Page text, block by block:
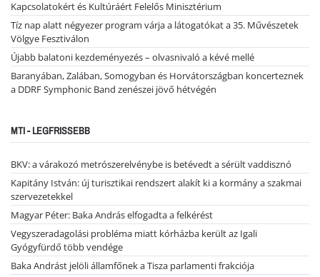
Kapcsolatokért és Kultúráért Felelős Minisztérium
Tíz nap alatt négyezer program várja a látogatókat a 35. Művészetek
Völgye Fesztiválon
Újabb balatoni kezdeményezés – olvasnivaló a kévé mellé
Baranyában, Zalában, Somogyban és Horvátországban koncerteznek
a DDRF Symphonic Band zenészei jövő hétvégén
MTI - LEGFRISSEBB
BKV: a várakozó metrószerelvénybe is betévedt a sérült vaddisznó
Kapitány István: új turisztikai rendszert alakít ki a kormány a szakmai
szervezetekkel
Magyar Péter: Baka András elfogadta a felkérést
Vegyszeradagolási probléma miatt kórházba került az Igali
Gyógyfürdő több vendége
Baka Andrást jelöli államfőnek a Tisza parlamenti frakciója